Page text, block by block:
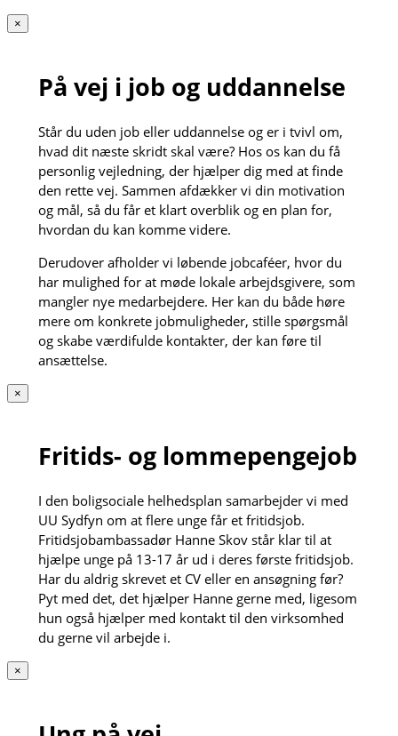
×
På vej i job og uddannelse
Står du uden job eller uddannelse og er i tvivl om,
hvad dit næste skridt skal være? Hos os kan du få
personlig vejledning, der hjælper dig med at finde
den rette vej. Sammen afdækker vi din motivation
og mål, så du får et klart overblik og en plan for,
hvordan du kan komme videre.
Derudover afholder vi løbende jobcaféer, hvor du
har mulighed for at møde lokale arbejdsgivere, som
mangler nye medarbejdere. Her kan du både høre
mere om konkrete jobmuligheder, stille spørgsmål
og skabe værdifulde kontakter, der kan føre til
ansættelse.
×
Fritids- og lommepengejob
I den boligsociale helhedsplan samarbejder vi med
UU Sydfyn om at flere unge får et fritidsjob.
Fritidsjobambassadør Hanne Skov står klar til at
hjælpe unge på 13-17 år ud i deres første fritidsjob.
Har du aldrig skrevet et CV eller en ansøgning før?
Pyt med det, det hjælper Hanne gerne med, ligesom
hun også hjælper med kontakt til den virksomhed
du gerne vil arbejde i.
×